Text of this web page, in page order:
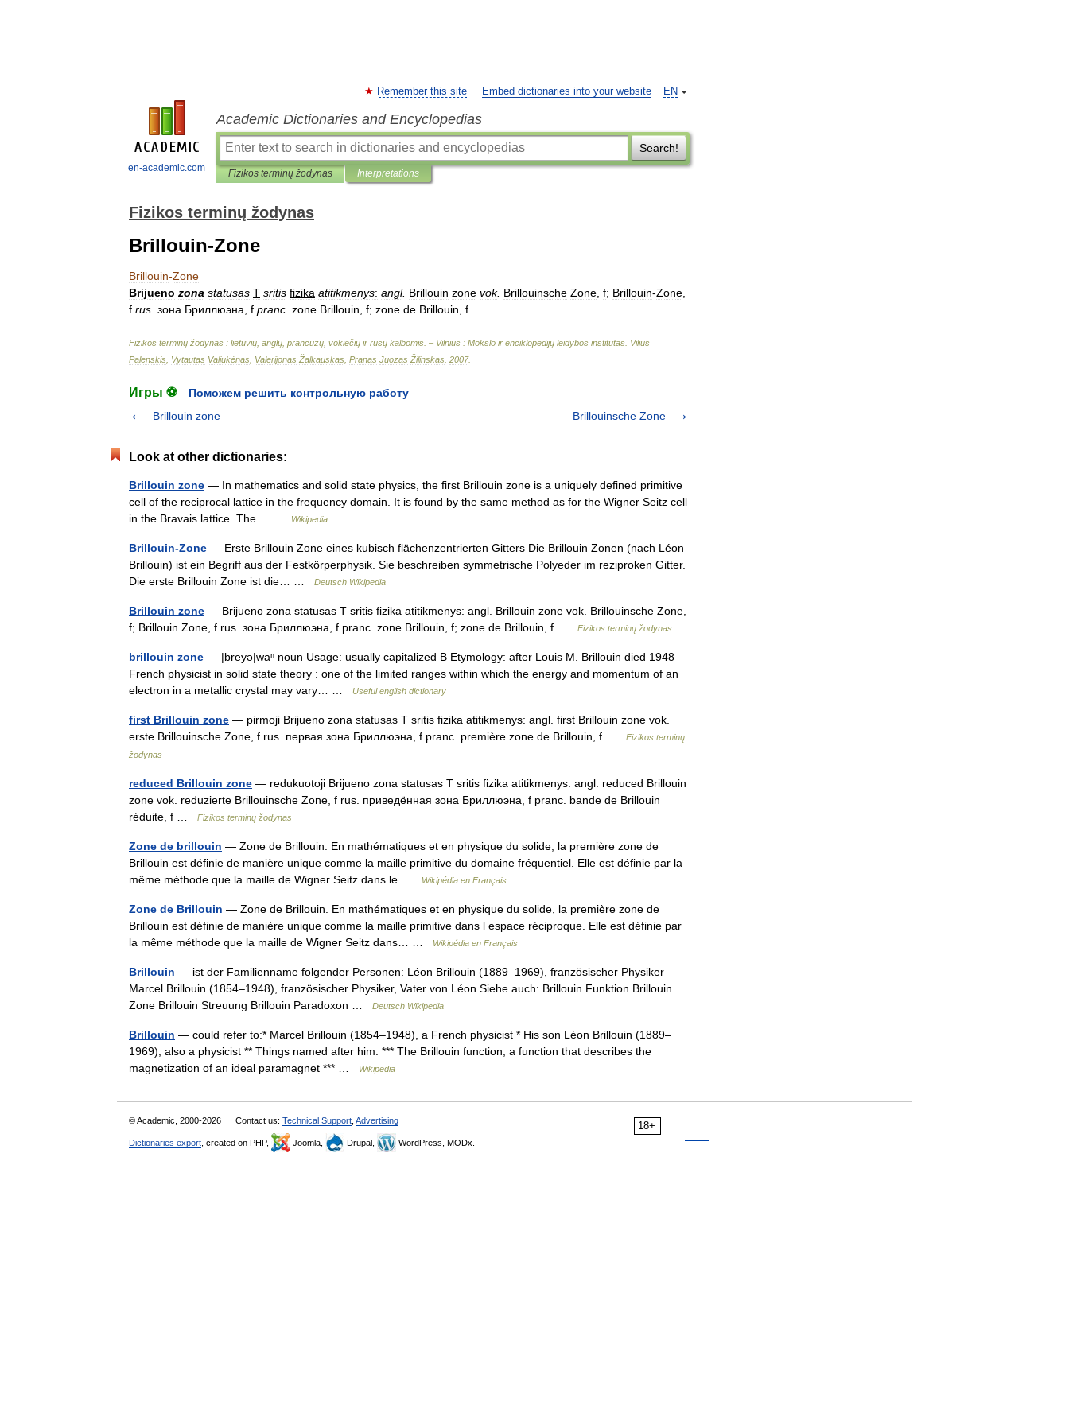
en-academic.com
EN
Remember this site Embed dictionaries into your website
Academic Dictionaries and Encyclopedias
Search!
Fizikos terminų žodynas Interpretations
Fizikos terminų žodynas
Brillouin-Zone
Brillouin-Zone
Brijueno zona statusas T sritis fizika atitikmenys: angl. Brillouin zone vok. Brillouinsche Zone f; Brillouin-Zone
f rus зона Бриллюэна f pranc zone Brillouin f; zone de Brillouin f
Fizikos terminų žodynas : lietuvių anglų prancūzų vokiečių ir rusų kalbomis . – Vilnius : Mokslo ir enciklopedijų leidybos institutas Vilius
Palenskis Vytautas Valiukėnas Valerijonas Žalkauskas Pranas Juozas Žilinskas 2007.
Игры ⚽
Поможем решить контрольную работу
Brillouin zone
Brillouinsche Zone
Look at other dictionaries:
Brillouin zone — In mathematics and solid state physics, the first Brillouin zone is a uniquely defined primitive
cell of the reciprocal lattice in the frequency domain. It is found by the same method as for the Wigner Seitz cell
in the Bravais lattice. The… …
Wikipedia
Brillouin-Zone — Erste Brillouin Zone eines kubisch flächenzentrierten Gitters Die Brillouin Zonen (nach Léon
Brillouin) ist ein Begriff aus der Festkörperphysik. Sie beschreiben symmetrische Polyeder im reziproken Gitter.
Die erste Brillouin Zone ist die… …
Deutsch Wikipedia
Brillouin zone — Brijueno zona statusas T sritis fizika atitikmenys: angl. Brillouin zone vok. Brillouinsche Zone,
f; Brillouin Zone, f rus. зона Бриллюэна, f pranc. zone Brillouin, f; zone de Brillouin, f …
Fizikos terminų žodynas
brillouin zone — |brēyə|waⁿ noun Usage: usually capitalized B Etymology: after Louis M. Brillouin died 1948
French physicist in solid state theory : one of the limited ranges within which the energy and momentum of an
electron in a metallic crystal may vary… …
Useful english dictionary
first Brillouin zone — pirmoji Brijueno zona statusas T sritis fizika atitikmenys: angl. first Brillouin zone vok.
erste Brillouinsche Zone, f rus. первая зона Бриллюэна, f pranc. première zone de Brillouin, f …
Fizikos terminų
žodynas
reduced Brillouin zone — redukuotoji Brijueno zona statusas T sritis fizika atitikmenys: angl. reduced Brillouin
zone vok. reduzierte Brillouinsche Zone, f rus. приведённая зона Бриллюэна, f pranc. bande de Brillouin
réduite, f …
Fizikos terminų žodynas
Zone de brillouin — Zone de Brillouin. En mathématiques et en physique du solide, la première zone de
Brillouin est définie de manière unique comme la maille primitive du domaine fréquentiel. Elle est définie par la
même méthode que la maille de Wigner Seitz dans le …
Wikipédia en Français
Zone de Brillouin — Zone de Brillouin. En mathématiques et en physique du solide, la première zone de
Brillouin est définie de manière unique comme la maille primitive dans l espace réciproque. Elle est définie par
la même méthode que la maille de Wigner Seitz dans… …
Wikipédia en Français
Brillouin — ist der Familienname folgender Personen: Léon Brillouin (1889–1969), französischer Physiker
Marcel Brillouin (1854–1948), französischer Physiker, Vater von Léon Siehe auch: Brillouin Funktion Brillouin
Zone Brillouin Streuung Brillouin Paradoxon …
Deutsch Wikipedia
Brillouin — could refer to:* Marcel Brillouin (1854–1948), a French physicist * His son Léon Brillouin (1889–
1969), also a physicist ** Things named after him: *** The Brillouin function, a function that describes the
magnetization of an ideal paramagnet *** …
Wikipedia
18+
© Academic, 2000-2026 Contact us: Technical Support Advertising
Dictionaries export , created on PHP, Joomla, Drupal, WordPress, MODx.